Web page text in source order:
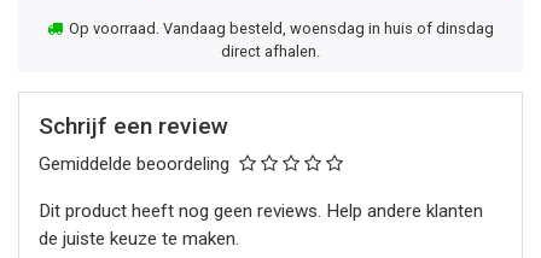
Op voorraad. Vandaag besteld, woensdag in huis of dinsdag
direct afhalen.
Schrijf een review
Gemiddelde beoordeling
Dit product heeft nog geen reviews. Help andere klanten
de juiste keuze te maken.